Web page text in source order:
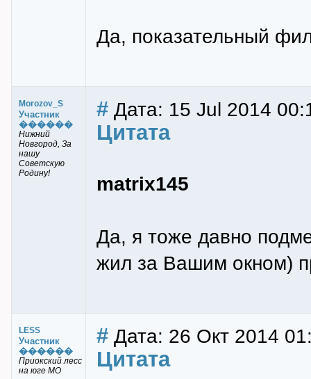
Да, показательный
Morozov_S
Участник
������
Нижний
Новгород, За
нашу
Советскую
Родину!
# Дата: 15 Jul 2014
Цитата
matrix145
Да, я тоже давно
жил за Вашим окном)
LESS
Участник
������
Приокский лесс
на юге МО
# Дата: 26 Окт 2014
Цитата